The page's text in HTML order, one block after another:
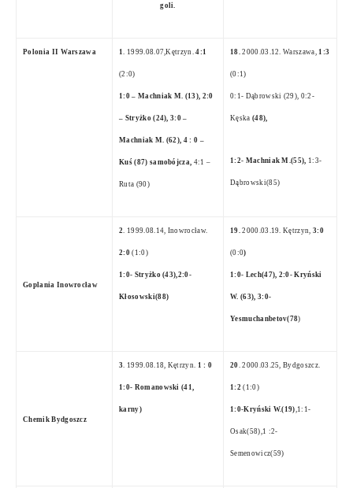
goli.
Polonia II Warszawa 1 . 1999.08.07 ,Kętrzyn.4:1
(2:0)
1:0 – Machniak M. (13), 2:0
– Stryżko (24), 3:0 –
Machniak M. (62), 4 : 0 –
Kuś (87) samobójcza, 4:1 –
Ruta (90)
18. 2000.03.12. Warszawa,1:3
(0:1)
0:1- Dąbrowski (29), 0:2-
Kęska (48),
1:2- Machniak M.(55), 1:3-
Dąbrowski(85)
Goplania Inowrocław
2 . 1999.08.14, Inowrocław.
2:0(1:0)
1:0- Stryżko (43),2:0-
Kłosowski(88)
19. 2000.03.19. Kętrzyn,3:0
(0:0)
1:0- Lech(47), 2:0- Kryński
W. (63), 3:0-
Yesmuchanbetov(78)
Chemik Bydgoszcz
3 . 1999.08.18, Kętrzyn. 1 : 0
1:0- Romanowski (41,
karny)
20 . 2000.03.25, Bydgoszcz.
1:2(1:0)
1:0-Kryński W.(19) ,1:1-
Osak(58),1 :2-
Semenowicz(59)